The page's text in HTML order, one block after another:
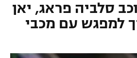
סלביה פראג, יאן
למפגש עם מכבי